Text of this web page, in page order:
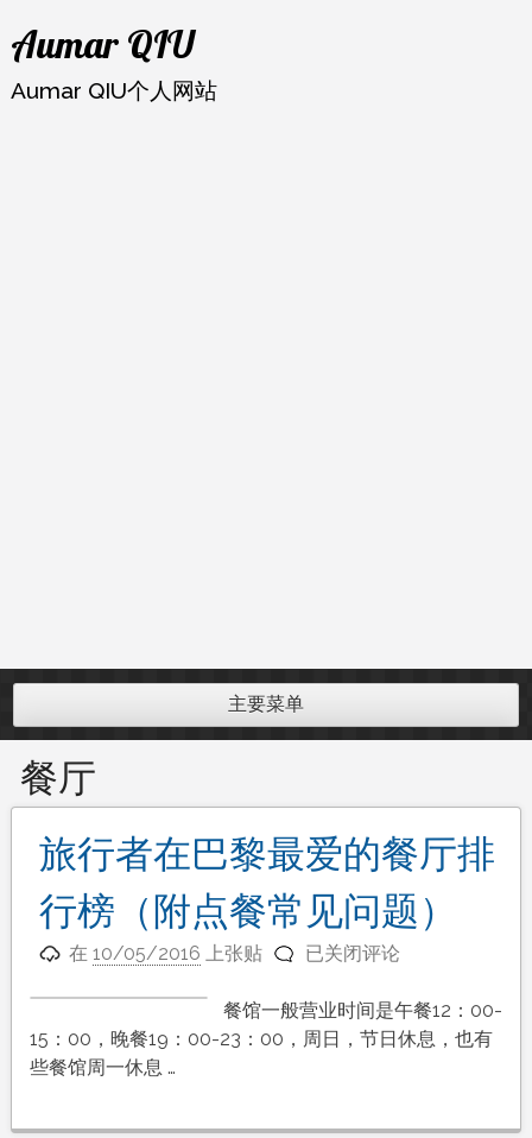
至
内
Aumar QIU
Aumar QIU个人网站
主要菜单
餐厅
旅行者在巴黎最爱的餐厅排
行榜（附点餐常见问题）
在10/05/2016 上张贴
旅
者
在
最
已关闭评论
餐馆一般营业时间是午餐12：00-
15：00，晚餐19：00-23：00，周日，节日休息，也有
些餐馆周一休息 …